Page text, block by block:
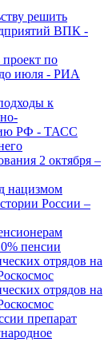
решить
ВПК -
по
до июля - РИА
к
РФ - ТАСС
2 октября –
нацизмом
России –
пенсии
отрядов на
отрядов на
препарат